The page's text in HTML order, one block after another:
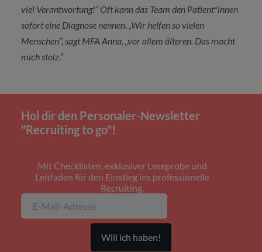
viel Verantwortung!“ Oft kann das Team den Patient*innen
sofort eine Diagnose nennen. „Wir helfen so vielen
Menschen“, sagt MFA Anna, „vor allem älteren. Das macht
mich stolz.“
Hol dir den Personaler-Newsletter
"Recruiting to go"!
Mit Checklisten, exklusiver Leseprobe und
Leitfaden für den Einstieg ins professionelle
Recruiting.